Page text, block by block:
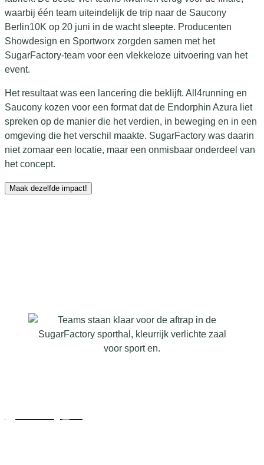
waarbij één team uiteindelijk de trip naar de Saucony
Berlin10K op 20 juni in de wacht sleepte. Producenten
Showdesign en Sportworx zorgden samen met het
SugarFactory-team voor een vlekkeloze uitvoering van het
event.
Het resultaat was een lancering die beklijft. All4running en
Saucony kozen voor een format dat de Endorphin Azura liet
spreken op de manier die het verdien, in beweging en in een
omgeving die het verschil maakte. SugarFactory was daarin
niet zomaar een locatie, maar een onmisbaar onderdeel van
het concept.
Maak dezelfde impact!